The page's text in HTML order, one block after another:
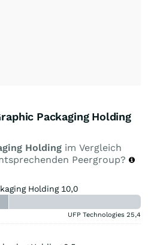
Packaging Holding
Holding im Vergleich
Peergroup?
Holding 10,0
UFP Technologies 25,4